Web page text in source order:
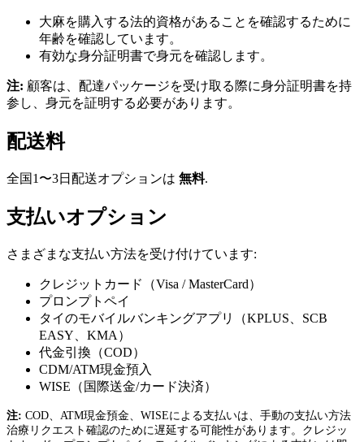
大麻を購入する法的資格があることを確認するために
年齢を確認しています。
有効な身分証明書で身元を確認します。
注: 顧客は、配達パッケージを受け取る際に身分証明書を持
参し、身元を証明する必要があります。
配送料
全国1〜3日配送オプションは 無料.
支払いオプション
さまざまな支払い方法を受け付けています:
クレジットカード（Visa / MasterCard）
プロンプトペイ
タイのモバイルバンキングアプリ（KPLUS、SCB
EASY、KMA）
代金引換（COD）
CDM/ATM現金預入
WISE（国際送金/カード決済）
注: COD、ATM現金預金、WISEによる支払いは、手動の支払い方法
治療リクエスト確認のために遅延する可能性があります。クレジッ